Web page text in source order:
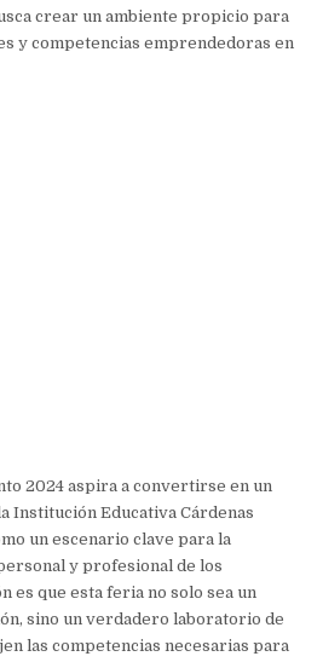
crear un ambiente propicio para
y competencias emprendedoras en
2024 aspira a convertirse en un
Institución Educativa Cárdenas
un escenario clave para la
y profesional de los
es que esta feria no solo sea un
sino un verdadero laboratorio de
las competencias necesarias para